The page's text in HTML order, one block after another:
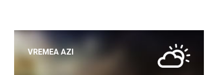
VREMEA AZI